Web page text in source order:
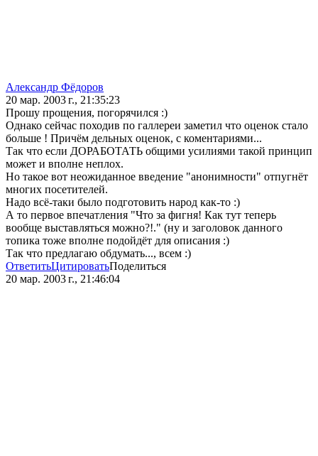
Александр Фёдоров
20 мар. 2003 г., 21:35:23
Прошу прощения, погорячился :)
Однако сейчас походив по галлереи заметил что оценок стало
больше ! Причём дельных оценок, с коментариями...
Так что если ДОРАБОТАТЬ общими усилиями такой принцип
может и вполне неплох.
Но такое вот неожиданное введение "анонимности" отпугнёт
многих посетителей.
Надо всё-таки было подготовить народ как-то :)
А то первое впечатления "Что за фигня! Как тут теперь
вообще выставляться можно?!." (ну и заголовок данного
топика тоже вполне подойдёт для описания :)
Так что предлагаю обдумать..., всем :)
ОтветитьЦитироватьПоделиться
20 мар. 2003 г., 21:46:04